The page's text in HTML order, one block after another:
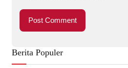
Berita Populer